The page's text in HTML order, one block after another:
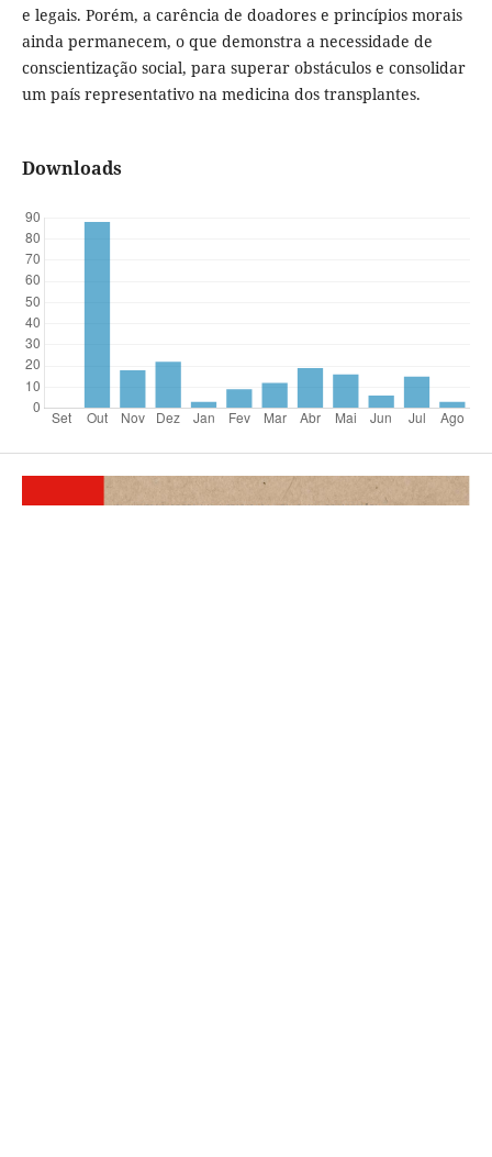
e legais. Porém, a carência de doadores e princípios morais
ainda permanecem, o que demonstra a necessidade de
conscientização social, para superar obstáculos e consolidar
um país representativo na medicina dos transplantes.
Downloads